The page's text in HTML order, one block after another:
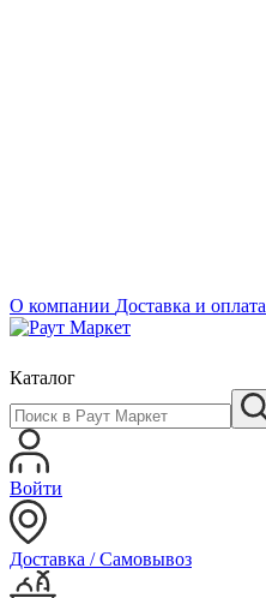
О компании Доставка и оплата
Каталог
Войти
Доставка / Самовывоз